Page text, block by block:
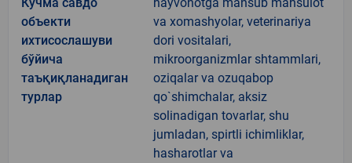
объекти
ихтисослашуви
бўйича
таъқиқланадиган
турлар
va xomashyolar, veterinariya
dori vositalari,
mikroorganizmlar shtammlari,
oziqalar va ozuqabop
qo`shimchalar, aksiz
solinadigan tovarlar, shu
jumladan, spirtli ichimliklar,
hasharotlar va